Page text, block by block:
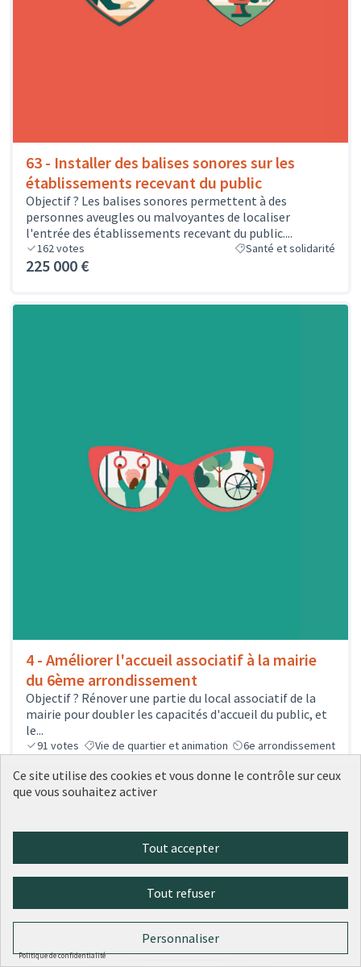
63 - Installer des balises sonores sur les
établissements recevant du public
Objectif ? Les balises sonores permettent à des
personnes aveugles ou malvoyantes de localiser
l'entrée des établissements recevant du public....
162votes Santé et solidarité
225 000 €
4 - Améliorer l'accueil associatif à la mairie
du 6ème arrondissement
Objectif ? Rénover une partie du local associatif de la
mairie pour doubler les capacités d'accueil du public, et
le...
91 votes Vie de quartier et animation
6e arrondissement
Sélectionné
221 000 €
Ce site utilise des cookies et vous donne le contrôle sur ceux
que vous souhaitez activer
Tout accepter
Tout refuser
Personnaliser
Politique de confidentialité